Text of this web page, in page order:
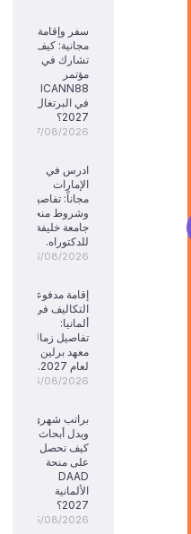
سفر وإقامة
مجانية: كيف
تشارك في
مؤتمر
ICANN88
في البرتغال
2027؟
07/08/2026
ادرس في
الإمارات
مجاناً: تفاصيل
وشروط منحة
جامعة خليفة
للدكتوراه.
06/08/2026
إقامة مدفوعة
التكاليف في
ألمانيا:
تفاصيل زمالة
معهد برلين
لعام 2027.
06/08/2026
براتب شهري
وبدل أبحاث:
كيف تحصل
على منحة
DAAD
الألمانية
2027؟
05/08/2026